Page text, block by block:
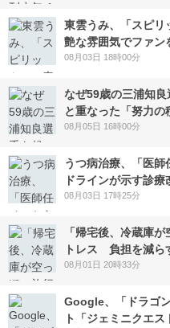
東雲うみ、「スピリ
艶な雰囲気でファン
08月03日 18時00分
なぜ59歳の三浦知
と重なった「努力の
08月05日 16時00分
うつ病治療、「医
ドラインが示す診療
08月03日 17時25分
「帰宅後、冷蔵庫
トレス 負担を減ら
08月01日 20時33分
Google、「ドラゴ
ト「ジェミニクエ